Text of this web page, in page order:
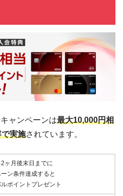
ャンペーンは最大10,000円相
実施されています。
2ヶ月後末日までに
ン条件達成すると
ポイントプレゼント